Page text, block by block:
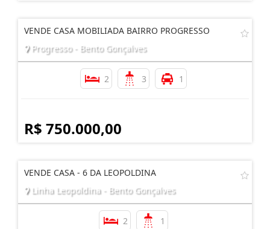
VENDE CASA MOBILIADA BAIRRO PROGRESSO
Progresso - Bento Gonçalves
2 3 1
R$ 750.000,00
VENDE CASA - 6 DA LEOPOLDINA
Linha Leopoldina - Bento Gonçalves
2 1